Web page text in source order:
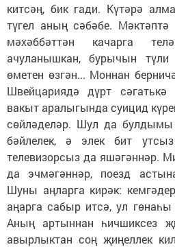
китсәң, бик гади. Күтәрә
түгел аның сәбәбе. Мәктәптә
мәхәббәттән качарга
ачуланышкан, бурычын түли
өметен өзгән... Моннан
Швейцариядә дүрт
вакыт аралыгында суицид
сөйләделәр. Шул да булдымы
бәйлелек, ә элек бит
телевизорсыз да яшәгәннәр.
да эчмәгәннәр, поезд
Шуны аңларга кирәк:
аңарга сабыр итсә, ул гөнаһы
Аның артыннан һичшиксез
авырлыктан соң җиңеллек